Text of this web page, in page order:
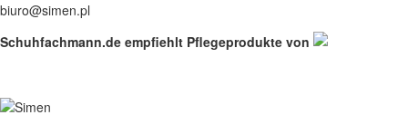
biuro@simen.pl
Schuhfachmann.de empfiehlt Pflegeprodukte von